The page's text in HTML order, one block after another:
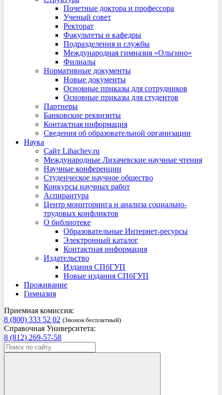
Почетные доктора и профессора
Ученый совет
Ректорат
Факультеты и кафедры
Подразделения и службы
Международная гимназия «Ольгино»
Филиалы
Нормативные документы
Новые документы
Основные приказы для сотрудников
Основные приказы для студентов
Партнеры
Банковские реквизиты
Контактная информация
Сведения об образовательной организации
Наука
Сайт Lihachev.ru
Международные Лихачевские научные чтения
Научные конференции
Студенческое научное общество
Конкурсы научных работ
Аспирантура
Центр мониторинга и анализа социально-
трудовых конфликтов
О библиотеке
Образовательные Интернет-ресурсы
Электронный каталог
Контактная информация
Издательство
Издания СПбГУП
Новые издания СПбГУП
Проживание
Гимназия
Приемная комиссия:
8 (800) 333 52 02 (Звонок бесплатный)
Справочная Университета:
8 (812) 269-57-58